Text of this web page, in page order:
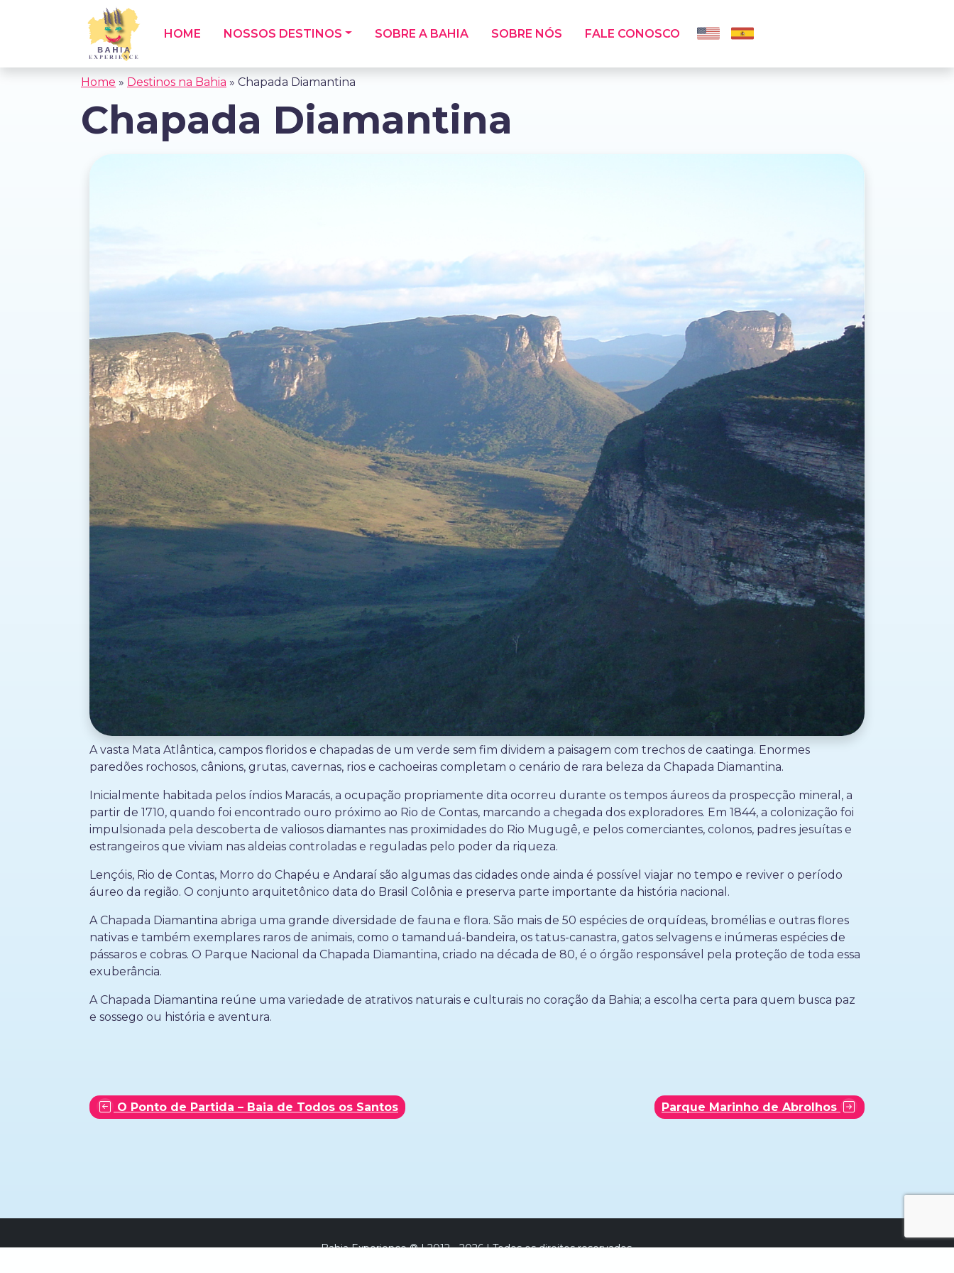
HOME NOSSOS DESTINOS SOBRE A BAHIA SOBRE NÓS FALE CONOSCO
Home » Destinos na Bahia » Chapada Diamantina
Chapada Diamantina
A vasta Mata Atlântica, campos floridos e chapadas de um verde sem fim dividem a paisagem com trechos de caatinga. Enormes
paredões rochosos, cânions, grutas, cavernas, rios e cachoeiras completam o cenário de rara beleza da Chapada Diamantina.
Inicialmente habitada pelos índios Maracás, a ocupação propriamente dita ocorreu durante os tempos áureos da prospecção mineral, a
partir de 1710, quando foi encontrado ouro próximo ao Rio de Contas, marcando a chegada dos exploradores. Em 1844, a colonização foi
impulsionada pela descoberta de valiosos diamantes nas proximidades do Rio Mugugê, e pelos comerciantes, colonos, padres jesuítas e
estrangeiros que viviam nas aldeias controladas e reguladas pelo poder da riqueza.
Lençóis, Rio de Contas, Morro do Chapéu e Andaraí são algumas das cidades onde ainda é possível viajar no tempo e reviver o período
áureo da região. O conjunto arquitetônico data do Brasil Colônia e preserva parte importante da história nacional.
A Chapada Diamantina abriga uma grande diversidade de fauna e flora. São mais de 50 espécies de orquídeas, bromélias e outras flores
nativas e também exemplares raros de animais, como o tamanduá-bandeira, os tatus-canastra, gatos selvagens e inúmeras espécies de
pássaros e cobras. O Parque Nacional da Chapada Diamantina, criado na década de 80, é o órgão responsável pela proteção de toda essa
exuberância.
A Chapada Diamantina reúne uma variedade de atrativos naturais e culturais no coração da Bahia; a escolha certa para quem busca paz
e sossego ou história e aventura.
O Ponto de Partida – Baia de Todos os Santos Parque Marinho de Abrolhos
Bahia Experience ® | 2012 - 2026 | Todos os direitos reservados.